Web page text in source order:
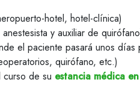
hotel, hotel-clínica)
y auxiliar de
el paciente pasará unos
quirófano, etc.)
de su estancia médica